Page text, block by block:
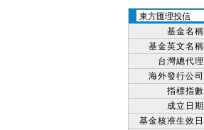
基金名稱
基金英文名稱
台灣總代理
海外發行公司
指標指數
成立日期
基金核准生效日